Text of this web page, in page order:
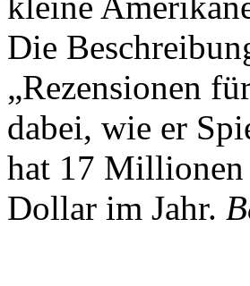
Die
„Rezensionen
dabei, wie er
hat 17
Dollar im Jahr.